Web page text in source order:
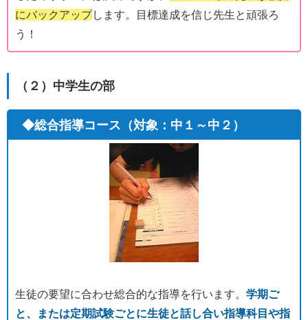
にバックアップします。目標達成を信じ先生と頑張ろ
う！
（２）中学生の部
◆総合指導コース（対象：中１～中２）
生徒の要望に合わせ総合的な指導を行います。 学期ご
と、または定期試験ごとに生徒と話し合い指導科目や指